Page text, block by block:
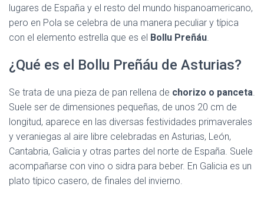
lugares de España y el resto del mundo hispanoamericano,
pero en Pola se celebra de una manera peculiar y típica
con el elemento estrella que es el Bollu Preñáu.
¿Qué es el Bollu Preñáu de Asturias?
Se trata de una pieza de pan rellena de chorizo o panceta.
Suele ser de dimensiones pequeñas, de unos 20 cm de
longitud, aparece en las diversas festividades primaverales
y veraniegas al aire libre celebradas en Asturias, León,
Cantabria, Galicia y otras partes del norte de España. Suele
acompañarse con vino o sidra para beber. En Galicia es un
plato típico casero, de finales del invierno.